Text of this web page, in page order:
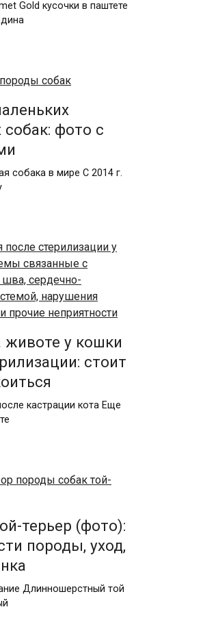
Gold кусочки в паштете
фото с
собака в мире С 2014 г.
у кошки
стоит
кастрации кота Еще
терьер (фото):
породы, уход,
Длинношерстный той